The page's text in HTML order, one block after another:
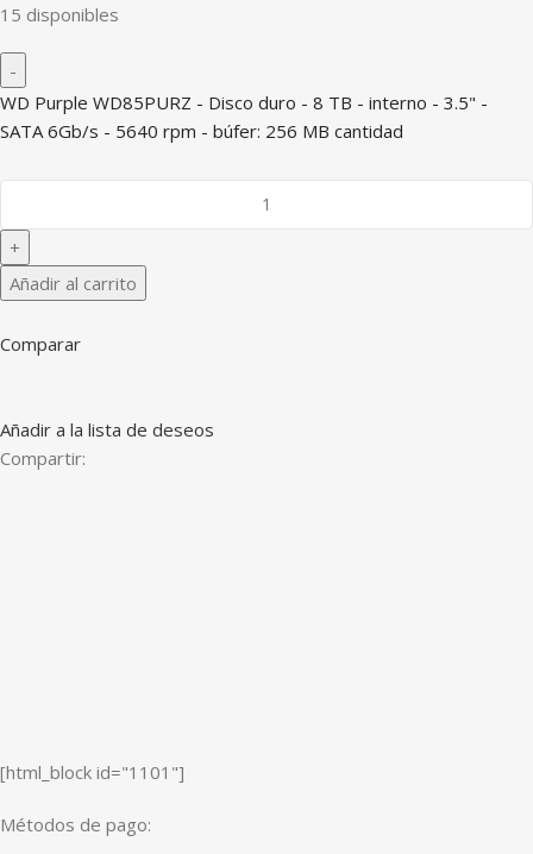
15 disponibles
WD Purple WD85PURZ - Disco duro - 8 TB - interno - 3.5" -
SATA 6Gb/s - 5640 rpm - búfer: 256 MB cantidad
Añadir al carrito
Comparar
Añadir a la lista de deseos
Compartir:
[html_block id="1101"]
Métodos de pago: